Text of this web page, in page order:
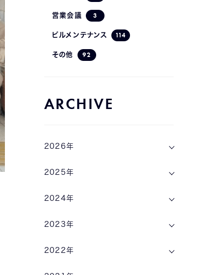
営業会議 3
ビルメンテナンス 114
その他 92
ARCHIVE
2026年
2025年
2024年
2023年
2022年